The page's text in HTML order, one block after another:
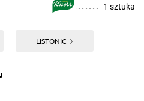
1 sztuka
LISTONIC